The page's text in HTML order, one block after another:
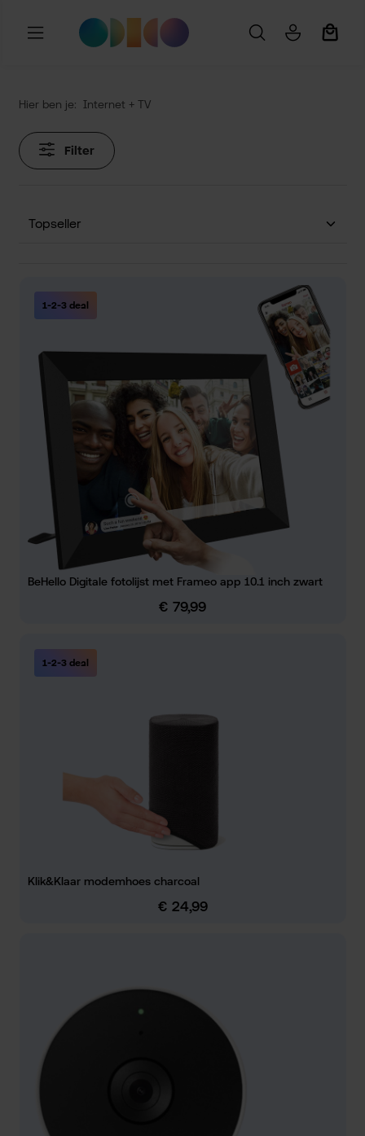
Ga naar de hoofdinhoud
Hier ben je: Internet + TV
Filter
1-2-3 deal
BeHello Digitale fotolijst met Frameo app 10.1 inch zwart
Normale prijs:
€ 79,99
1-2-3 deal
Klik&Klaar modemhoes charcoal
Normale prijs:
€ 24,99